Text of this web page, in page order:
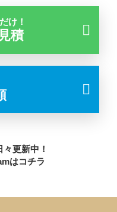
け！
積
更新中！
はコチラ